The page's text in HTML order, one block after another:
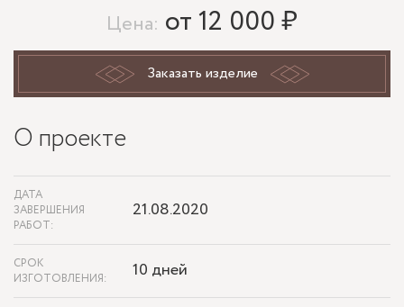
Цена: от 12 000 ₽
Заказать изделие
О проекте
ДАТА
ЗАВЕРШЕНИЯ
РАБОТ:
21.08.2020
СРОК
ИЗГОТОВЛЕНИЯ:
10 дней